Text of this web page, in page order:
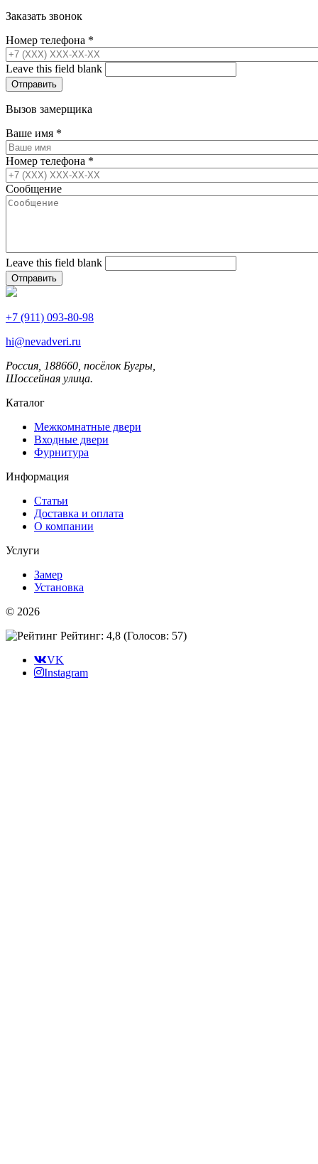
Заказать звонок
Номер телефона *
Leave this field blank
Вызов замерщика
Ваше имя *
Номер телефона *
Сообщение
Leave this field blank
+7 (911) 093-80-98
hi@nevadveri.ru
Россия, 188660, посёлок Бугры,
Шоссейная улица.
Каталог
Межкомнатные двери
Входные двери
Фурнитура
Информация
Статьи
Доставка и оплата
О компании
Услуги
Замер
Установка
© 2026
Рейтинг: 4,8 (Голосов: 57)
VK
Instagram